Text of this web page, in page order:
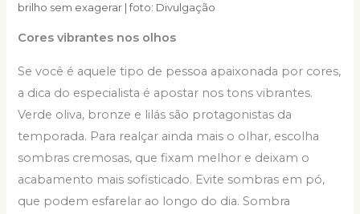
brilho sem exagerar | foto: Divulgação
Cores vibrantes nos olhos
Se você é aquele tipo de pessoa apaixonada por cores,
a dica do especialista é apostar nos tons vibrantes.
Verde oliva, bronze e lilás são protagonistas da
temporada. Para realçar ainda mais o olhar, escolha
sombras cremosas, que fixam melhor e deixam o
acabamento mais sofisticado. Evite sombras em pó,
que podem esfarelar ao longo do dia. Sombra